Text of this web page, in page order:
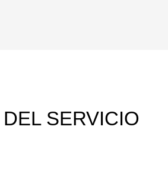
SERVICIO